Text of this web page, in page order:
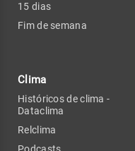
15 dias
Fim de semana
Clima
Históricos de clima -
Dataclima
Relclima